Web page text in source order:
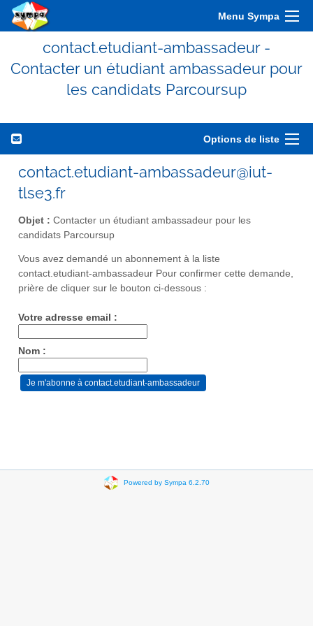
Menu Sympa
contact.etudiant-ambassadeur -
Contacter un étudiant ambassadeur pour
les candidats Parcoursup
Options de liste
contact.etudiant-ambassadeur@iut-
tlse3.fr
Objet : Contacter un étudiant ambassadeur pour les
candidats Parcoursup
Vous avez demandé un abonnement à la liste
contact.etudiant-ambassadeur Pour confirmer cette demande,
prière de cliquer sur le bouton ci-dessous :
Votre adresse email :
Nom :
Powered by Sympa 6.2.70